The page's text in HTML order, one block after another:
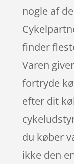
nogle af
finder
Varen
fortryde
efter dit
du køber
ikke den